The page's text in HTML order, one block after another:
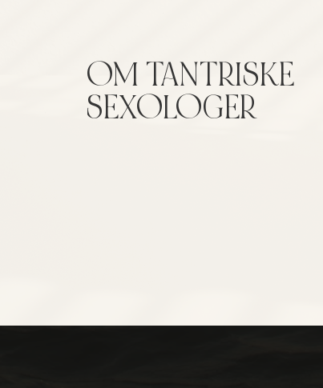
OM TANTRISKE
SEXOLOGER